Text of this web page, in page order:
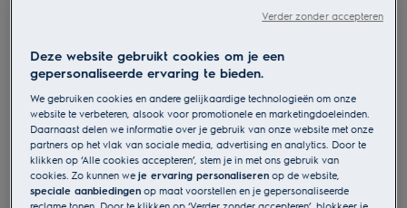
Tik om in te zoomen
Deze website gebruikt cookies om je een
gepersonaliseerde ervaring te bieden.
We gebruiken cookies en andere gelijkaardige technologieën om onze
website te verbeteren, alsook voor promotionele en marketingdoeleinden.
Daarnaast delen we informatie over je gebruik van onze website met onze
partners op het vlak van sociale media, advertising en analytics. Door te
klikken op ‘Alle cookies accepteren’, stem je in met ons gebruik van
cookies. Zo kunnen weje ervaring personaliseren op de website,
speciale aanbiedingen op maat voorstellen en je gepersonaliseerde
Verder zonder accepteren